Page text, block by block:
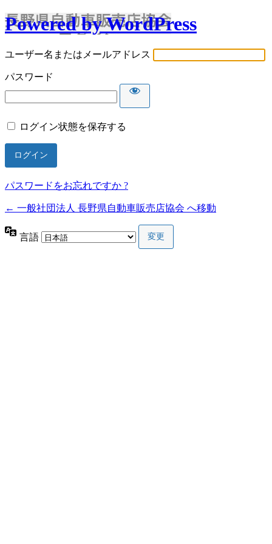
Powered by WordPress
ユーザー名またはメールアドレス
パスワード
ログイン状態を保存する
パスワードをお忘れですか ?
← 一般社団法人 長野県自動車販売店協会 へ移動
言語